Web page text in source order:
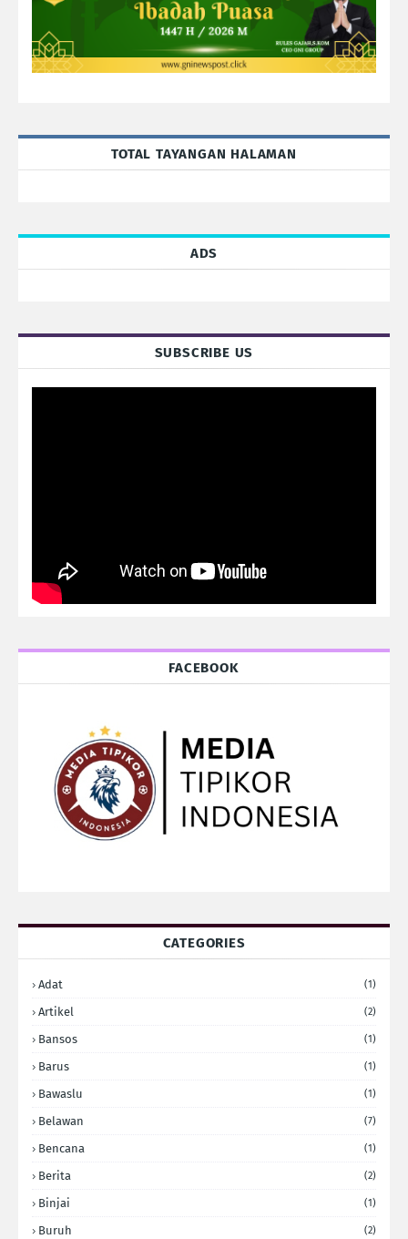
TOTAL TAYANGAN HALAMAN
ADS
SUBSCRIBE US
FACEBOOK
CATEGORIES
Adat (1)
Artikel (2)
Bansos (1)
Barus (1)
Bawaslu (1)
Belawan (7)
Bencana (1)
Berita (2)
Binjai (1)
Buruh (2)